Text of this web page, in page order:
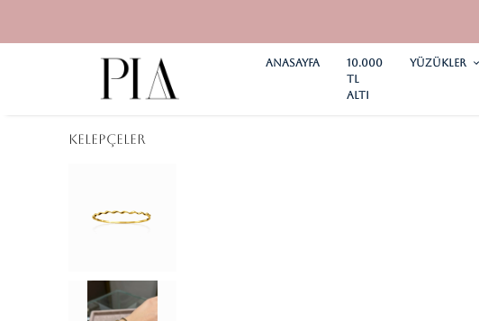
Anasayfa
10.000
TL
ALTI
YÜZÜKLER
KELEPÇELER